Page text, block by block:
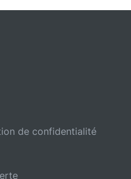
de confidentialité